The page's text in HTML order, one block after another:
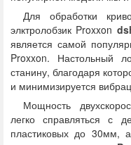
Для обработки
элктролобзик Proxxon
является самой
Proxxon. Настольный
станину, благодаря
и минимизируется
Мощность
легко справляться с
пластиковых до 30мм,